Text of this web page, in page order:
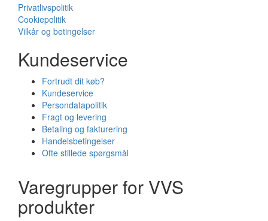
Privatlivspolitik
Cookiepolitik
Vilkår og betingelser
Kundeservice
Fortrudt dit køb?
Kundeservice
Persondatapolitik
Fragt og levering
Betaling og fakturering
Handelsbetingelser
Ofte stillede spørgsmål
Varegrupper for VVS
produkter